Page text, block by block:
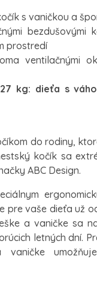
s vaničkou a
bezdušovými
prostredí
ventilačnými
kg: dieťa s
do rodiny,
kočík sa
ABC Design.
pre vaše dieťa už
a vaničke sa
letných dní.
vaničke